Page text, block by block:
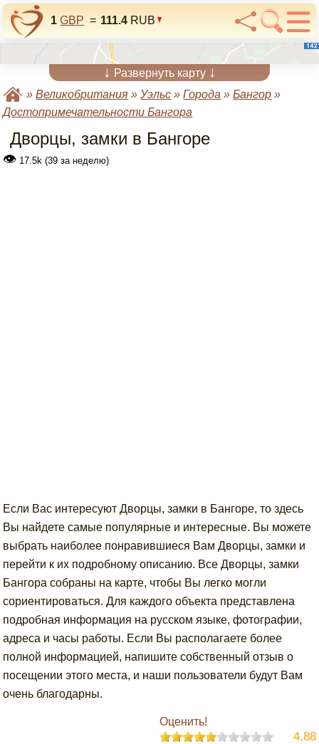
1 GBP = 111.4 RUB
↓ Развернуть карту ↓
»Великобритания »Уэльс »Города »Бангор »
Достопримечательности Бангора
Дворцы, замки в Бангоре
👁 17.5k (39 за неделю)
Если Вас интересуют Дворцы, замки в Бангоре, то здесь
Вы найдете самые популярные и интересные. Вы можете
выбрать наиболее понравившиеся Вам Дворцы, замки и
перейти к их подробному описанию. Все Дворцы, замки
Бангора собраны на карте, чтобы Вы легко могли
сориентироваться. Для каждого объекта представлена
подробная информация на русском языке, фотографии,
адреса и часы работы. Если Вы располагаете более
полной информацией, напишите собственный отзыв о
посещении этого места, и наши пользователи будут Вам
очень благодарны.
Оценить!
4.88